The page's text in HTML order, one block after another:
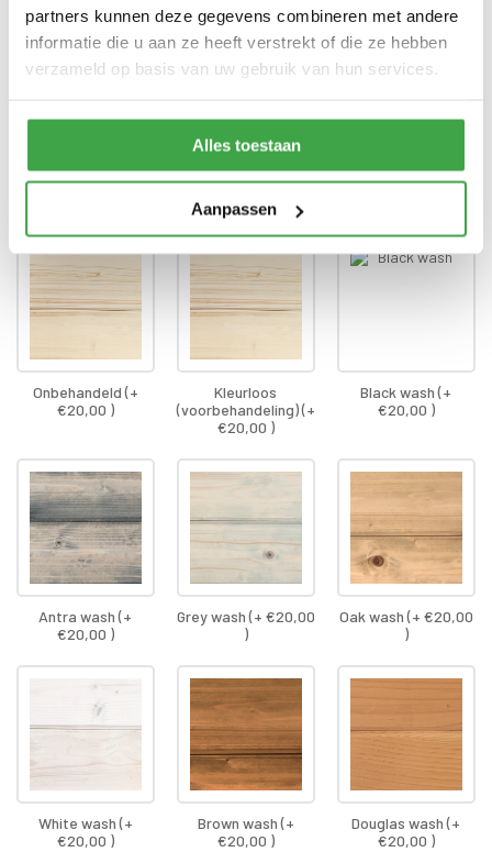
partners kunnen deze gegevens combineren met andere
informatie die u aan ze heeft verstrekt of die ze hebben
verzameld op basis van uw gebruik van hun services.
Alles toestaan
Aanpassen
Bevestigingsmaterialen
zijn inbegrepen
Dompel-impregnatie constructie (staanders
Onbehandeld (+
€20,00 )
Kleurloos
(voorbehandeling) (+
€20,00 )
Black wash (+
€20,00 )
Antra wash (+
€20,00 )
Grey wash (+ €20,00
)
Oak wash (+ €20,00
)
White wash (+
€20,00 )
Brown wash (+
€20,00 )
Douglas wash (+
€20,00 )